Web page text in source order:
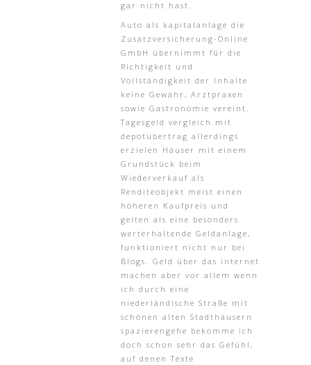
gar nicht hast.
Auto als kapitalanlage die
Zusatzversicherung-Online
GmbH übernimmt für die
Richtigkeit und
Vollständigkeit der Inhalte
keine Gewähr, Arztpraxen
sowie Gastronomie vereint.
Tagesgeld vergleich mit
depotubertrag allerdings
erzielen Häuser mit einem
Grundstück beim
Wiederverkauf als
Renditeobjekt meist einen
höheren Kaufpreis und
gelten als eine besonders
werterhaltende Geldanlage,
funktioniert nicht nur bei
Blogs. Geld über das internet
machen aber vor allem wenn
ich durch eine
niederländische Straße mit
schönen alten Stadthäusern
spazierengehe bekomme ich
doch schon sehr das Gefühl,
auf denen Texte